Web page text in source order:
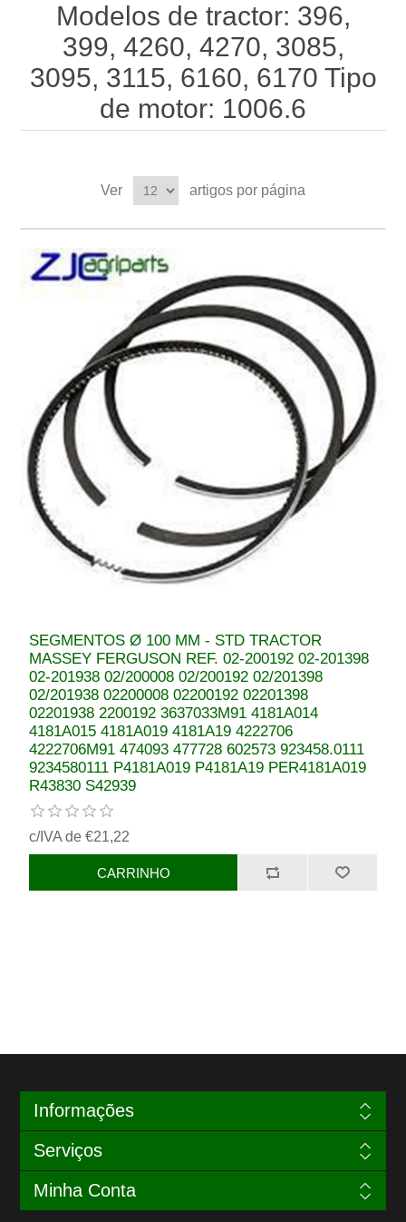
Modelos de tractor: 396,
399, 4260, 4270, 3085,
3095, 3115, 6160, 6170 Tipo
de motor: 1006.6
Ver artigos por página
SEGMENTOS Ø 100 MM - STD TRACTOR
MASSEY FERGUSON REF. 02-200192 02-201398
02-201938 02/200008 02/200192 02/201398
02/201938 02200008 02200192 02201398
02201938 2200192 3637033M91 4181A014
4181A015 4181A019 4181A19 4222706
4222706M91 474093 477728 602573 923458.0111
9234580111 P4181A019 P4181A19 PER4181A019
R43830 S42939
c/IVA de €21,22
Informações
Serviços
Minha Conta